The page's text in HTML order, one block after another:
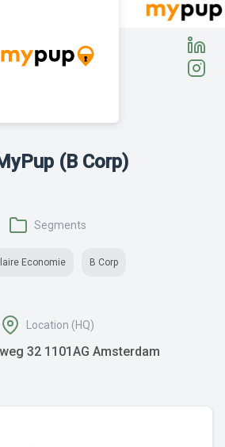
(B Corp)
Segments
Economie B Corp
Location (HQ)
32 1101AG Amsterdam